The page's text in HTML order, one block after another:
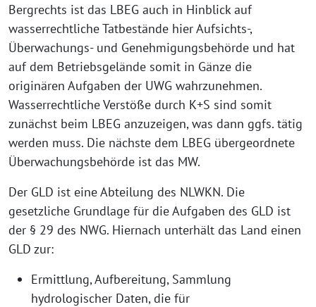
Bergrechts ist das LBEG auch in Hinblick auf
wasserrechtliche Tatbestände hier Aufsichts-,
Überwachungs- und Genehmigungsbehörde und hat
auf dem Betriebsgelände somit in Gänze die
originären Aufgaben der UWG wahrzunehmen.
Wasserrechtliche Verstöße durch K+S sind somit
zunächst beim LBEG anzuzeigen, was dann ggfs. tätig
werden muss. Die nächste dem LBEG übergeordnete
Überwachungsbehörde ist das MW.
Der GLD ist eine Abteilung des NLWKN. Die
gesetzliche Grundlage für die Aufgaben des GLD ist
der § 29 des NWG. Hiernach unterhält das Land einen
GLD zur:
Ermittlung, Aufbereitung, Sammlung
hydrologischer Daten, die für